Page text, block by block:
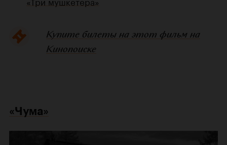
Купите билеты на этот фильм на
Кинопоиске
«Чума»